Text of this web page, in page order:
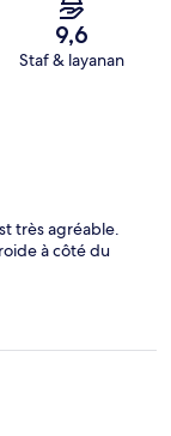
9,6
Staf & layanan
très agréable.
à côté du